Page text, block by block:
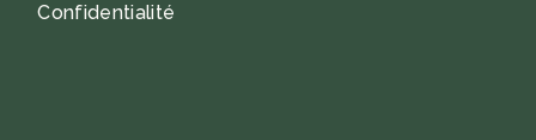
Confidentialité